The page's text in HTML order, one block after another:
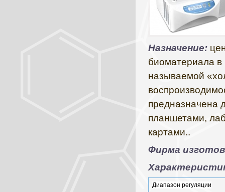
Назначение:
биоматериала в
называемой
предназначена
планшетами,
картами..
Фирма
Диапазон регуляции